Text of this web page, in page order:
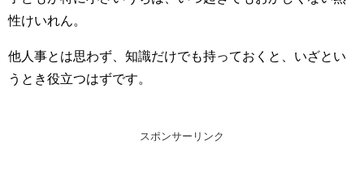
性けいれん。
他人事とは思わず、知識だけでも持っておくと、いざとい
うとき役立つはずです。
スポンサーリンク